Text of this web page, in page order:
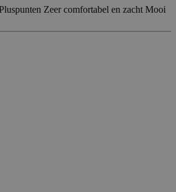
Zeer comfortabel en zacht Mooi